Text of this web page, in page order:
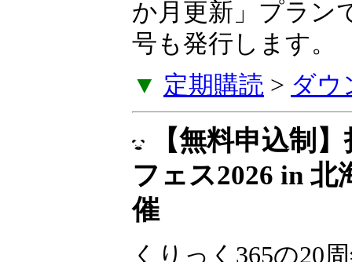
生氏が、いま注目
などを毎月解説す
に発売。「6か月
に特別レター号も
▼
定期購読>ダウ
【無料申込制
フェス2026 in